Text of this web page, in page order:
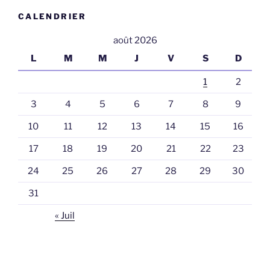
CALENDRIER
août 2026
L
M M J V S D
1 2
3 4 5 6 7 8 9
10 11 12 13 14 15 16
17 18 19 20 21 22 23
24 25 26 27 28 29 30
31
« Juil